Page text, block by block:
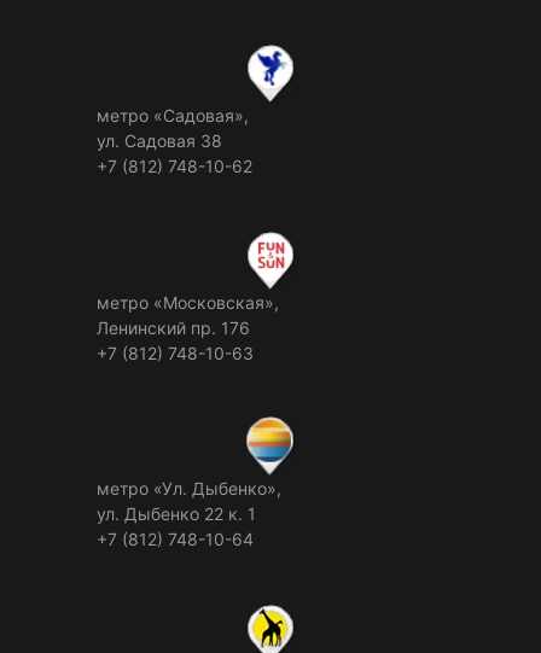
метро «Садовая»,
ул. Садовая 38
+7 (812) 748-10-62
метро «Московская»,
Ленинский пр. 176
+7 (812) 748-10-63
метро «Ул. Дыбенко»,
ул. Дыбенко 22 к. 1
+7 (812) 748-10-64